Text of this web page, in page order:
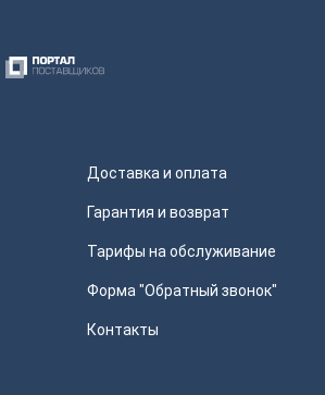
Доставка и оплата
Гарантия и возврат
Тарифы на обслуживание
Форма "Обратный звонок"
Контакты